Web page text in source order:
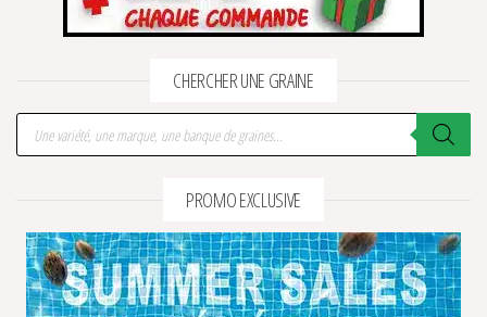
CHERCHER UNE GRAINE
Recherche de produits
PROMO EXCLUSIVE